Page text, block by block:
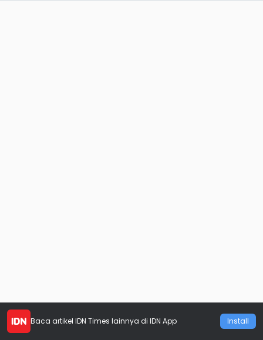
Baca artikel IDN Times lainnya di IDN App Install